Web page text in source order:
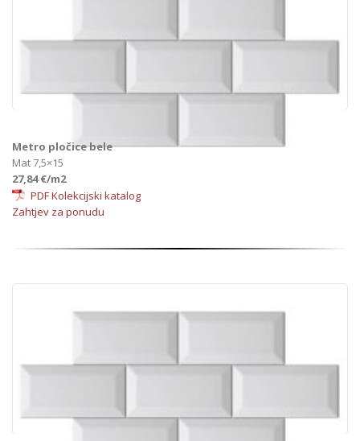
Metro pločice bele
Mat 7,5×15
27,84 €/m2
PDF Kolekcijski katalog
Zahtjev za ponudu